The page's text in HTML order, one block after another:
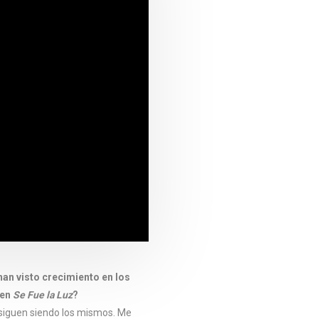
visto crecimiento en los
Se Fue la Luz?
siendo los mismos. Me